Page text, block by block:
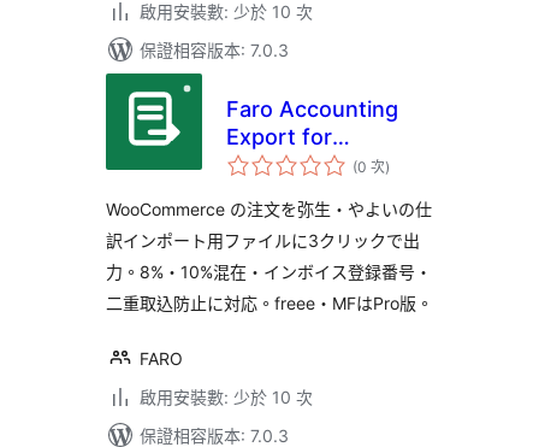
啟用安裝數: 少於 10 次
保證相容版本: 7.0.3
Faro Accounting
Export for
WooCommerce
(0 次評
分
數
)
WooCommerce の注文を弥生・やよいの仕
訳インポート用ファイルに3クリックで出
力。8%・10%混在・インボイス登録番号・
二重取込防止に対応。freee・MFはPro版。
FARO
啟用安裝數: 少於 10 次
保證相容版本: 7.0.3